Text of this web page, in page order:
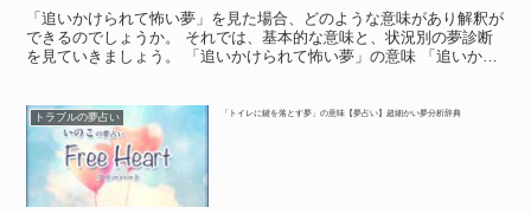
「追いかけられて怖い夢」を見た場合、どのような意味があり解釈が
できるのでしょうか。 それでは、基本的な意味と、状況別の夢診断
を見ていきましょう。 「追いかけられて怖い夢」の意味 「追いかけ
トラブルの夢占い 「トイレに鍵を落とす夢」の意味【夢占い】超細かい夢分析辞典